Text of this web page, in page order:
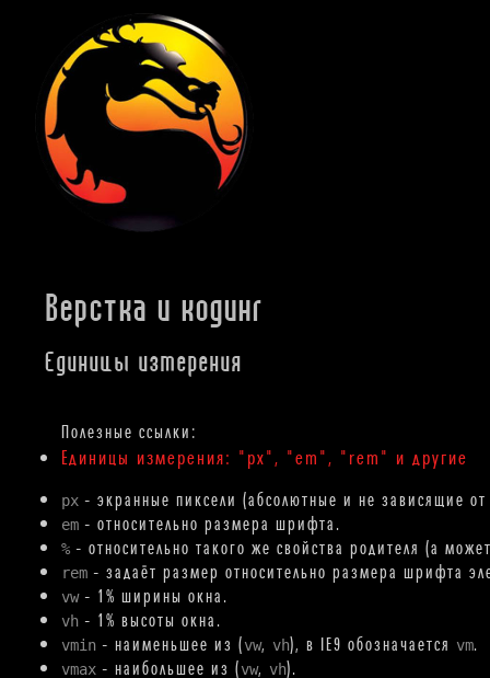
Верстка и кодинг
Единицы измерения
Единицы измерения: "px", "em", "rem" и другие
px– экранные пиксели (абсолютные и не зависящие
em– относительно размера шрифта.
%– относительно такого же свойства родителя (а
rem– задаёт размер относительно размера шрифта
vw– 1% ширины окна.
vh– 1% высоты окна.
vmin– наименьшее из (vw, vh), в IE9 обозначается vm.
vmax– наибольшее из (vw, vh).